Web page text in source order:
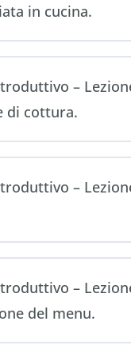
in cucina.
–
di cottura.
–
–
del menu.